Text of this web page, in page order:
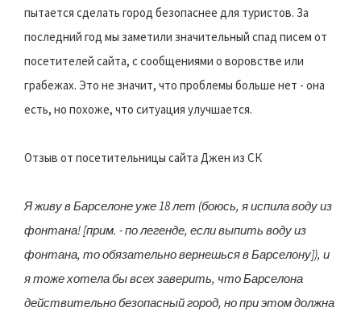
пытается сделать город безопаснее для туристов. За
последний год мы заметили значительный спад писем от
посетителей сайта, с сообщениями о воровстве или
грабежах. Это не значит, что проблемы больше нет - она
есть, но похоже, что ситуация улучшается.
Отзыв от посетительницы сайта Джен из СК
Я живу в Барселоне уже 18 лет (боюсь, я испила воду из
фонтана! [прим. - по легенде, если выпить воду из
фонтана, то обязательно вернешься в Барселону]), и
я тоже хотела бы всех заверить, что Барселона
действительно безопасный город, но при этом должна